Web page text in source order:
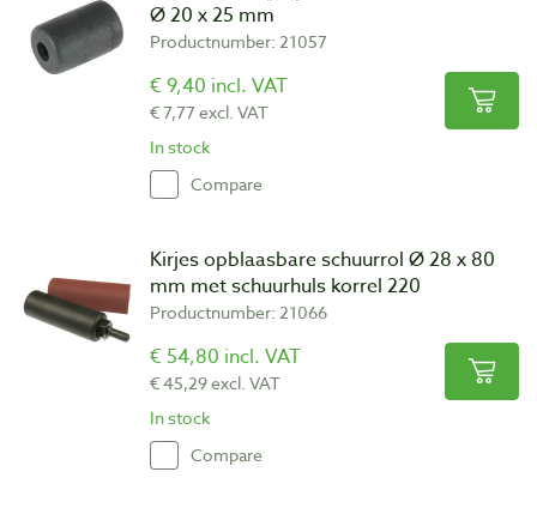
Ø 20 x 25 mm
Productnumber: 21057
€ 9,40 incl. VAT
€ 7,77 excl. VAT
In stock
Compare
Kirjes opblaasbare schuurrol Ø 28 x 80
mm met schuurhuls korrel 220
Productnumber: 21066
€ 54,80 incl. VAT
€ 45,29 excl. VAT
In stock
Compare